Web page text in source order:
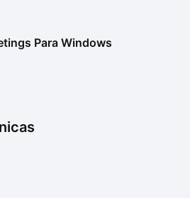
Para Windows